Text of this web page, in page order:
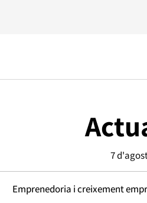
7
Emprenedoria i creixement